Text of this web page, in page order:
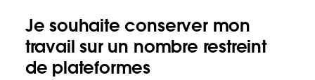
Je souhaite conserver mon
travail sur un nombre restreint
de plateformes